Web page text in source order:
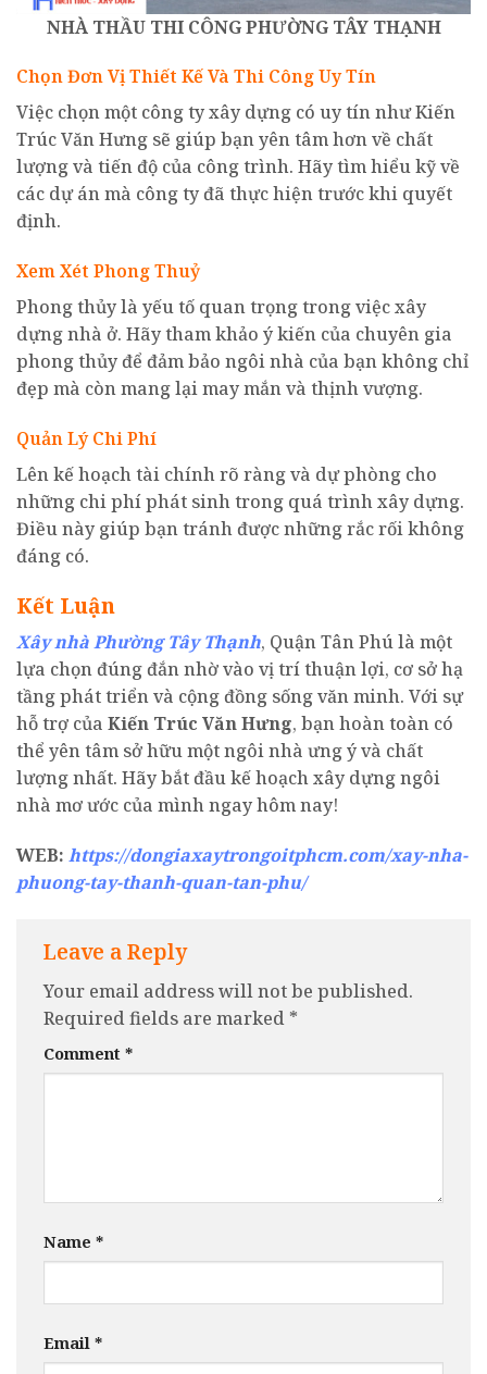
NHÀ THẦU THI CÔNGPHƯỜNG TÂY THẠNH
Chọn Đơn Vị Thiết Kế Và Thi Công Uy Tín
Việc chọn một công ty xây dựng có uy tín như Kiến
Trúc Văn Hưng sẽ giúp bạn yên tâm hơn về chất
lượng và tiến độ của công trình. Hãy tìm hiểu kỹ về
các dự án mà công ty đã thực hiện trước khi quyết
định.
Xem Xét Phong Thuỷ
Phong thủy là yếu tố quan trọng trong việc xây
dựng nhà ở. Hãy tham khảo ý kiến của chuyên gia
phong thủy để đảm bảo ngôi nhà của bạn không chỉ
đẹp mà còn mang lại may mắn và thịnh vượng.
Quản Lý Chi Phí
Lên kế hoạch tài chính rõ ràng và dự phòng cho
những chi phí phát sinh trong quá trình xây dựng.
Điều này giúp bạn tránh được những rắc rối không
đáng có.
Kết Luận
Xây nhà Phường Tây Thạnh, Quận Tân Phú là một
lựa chọn đúng đắn nhờ vào vị trí thuận lợi, cơ sở hạ
tầng phát triển và cộng đồng sống văn minh. Với sự
hỗ trợ của Kiến Trúc Văn Hưng, bạn hoàn toàn có
thể yên tâm sở hữu một ngôi nhà ưng ý và chất
lượng nhất. Hãy bắt đầu kế hoạch xây dựng ngôi
nhà mơ ước của mình ngay hôm nay!
WEB: https://dongiaxaytrongoitphcm.com/xay-nha-
phuong-tay-thanh-quan-tan-phu/
Leave a Reply
Your email address will not be published.
Required fields are marked *
Comment *
Name *
Email *